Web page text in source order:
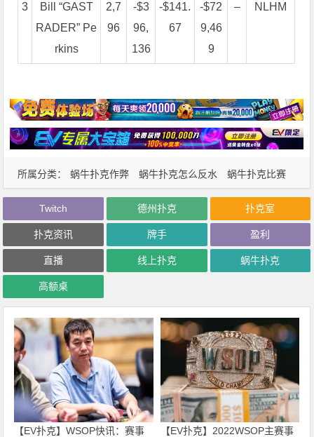
所属分类： 蜗牛扑克作弊 蜗牛扑克怎么反水
蜗牛扑克比赛
3
Bill “GAST
RADER” Pe
rkins
2,7
96
-$3
96,
136
-$141.
67
-$72
9,46
9
– NLHM
Twitch 德州扑克 扑克室
扑克资讯 牌手 盈利
直播 线上扑克 蜗牛扑克
高额桌
【EV扑克】WSOP快讯：赛事
【EV扑克】2022WSOP主赛事